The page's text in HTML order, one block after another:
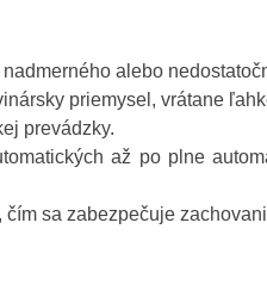
alebo
priemysel, vrátane
prevádzky.
až po plne
sa zabezpečuje